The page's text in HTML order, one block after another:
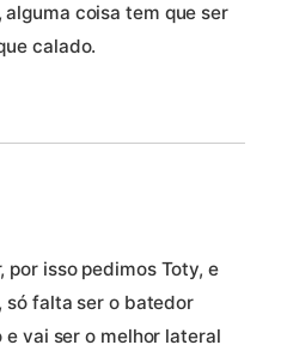
coisa tem que ser
calado.
por isso pedimos Toty, e
só falta ser o batedor
vai ser o melhor lateral